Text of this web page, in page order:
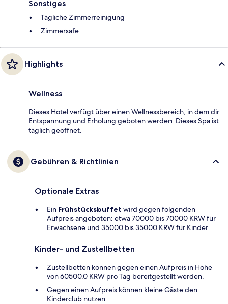
Sonstiges
Tägliche Zimmerreinigung
Zimmersafe
Highlights
Wellness
Dieses Hotel verfügt über einen Wellnessbereich, in dem dir
Entspannung und Erholung geboten werden. Dieses Spa ist
täglich geöffnet.
Gebühren & Richtlinien
Optionale Extras
Ein Frühstücksbuffet wird gegen folgenden
Aufpreis angeboten: etwa 70000 bis 70000 KRW für
Erwachsene und 35000 bis 35000 KRW für Kinder
Kinder- und Zustellbetten
Zustellbetten können gegen einen Aufpreis in Höhe
von 60500.0 KRW pro Tag bereitgestellt werden.
Gegen einen Aufpreis können kleine Gäste den
Kinderclub nutzen.